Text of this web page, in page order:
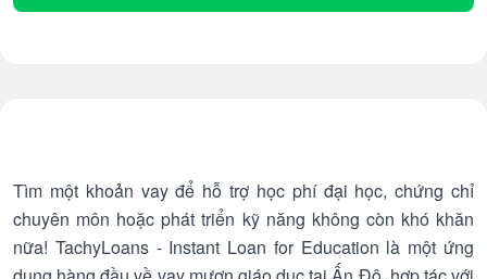
Tìm một khoản vay để hỗ trợ học phí đại học, chứng chỉ
chuyên môn hoặc phát triển kỹ năng không còn khó khăn
nữa! TachyLoans - Instant Loan for Education là một ứng